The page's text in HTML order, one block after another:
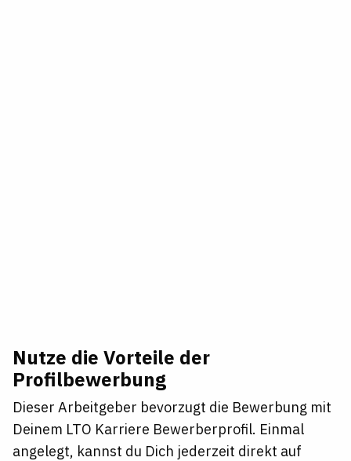
Nutze die Vorteile der
Profilbewerbung
Dieser Arbeitgeber bevorzugt die Bewerbung mit
Deinem LTO Karriere Bewerberprofil. Einmal
angelegt, kannst du Dich jederzeit direkt auf